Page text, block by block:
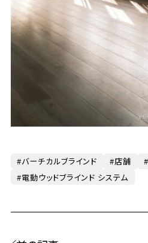
バーチカルブラインド 店舗
電動ウッドブラインド システム